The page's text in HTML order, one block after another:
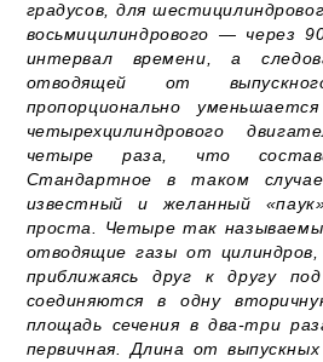
градусов, для
восьмицилиндрового — через
интервал времени, а
отводящей от
пропорционально
четырехцилиндрового
четыре раза, что
Стандартное в таком
известный и желанный
проста. Четыре так
отводящие газы от цилиндров,
приближаясь друг к другу
соединяются в одну
площадь сечения в два-три
первичная. Длина от